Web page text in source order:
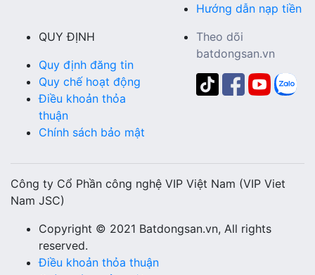
Hướng dẫn nạp tiền
QUY ĐỊNH
Quy định đăng tin
Quy chế hoạt động
Điều khoản thỏa
thuận
Chính sách bảo mật
Theo dõi
batdongsan.vn
Công ty Cổ Phần công nghệ VIP Việt Nam (VIP Viet
Nam JSC)
Copyright © 2021 Batdongsan.vn, All rights
reserved.
Điều khoản thỏa thuận